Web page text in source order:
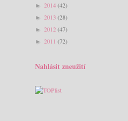
► 2014(42)
► 2013 (28)
► 2012(47)
► 2011 (72)
Nahlásit zneužití